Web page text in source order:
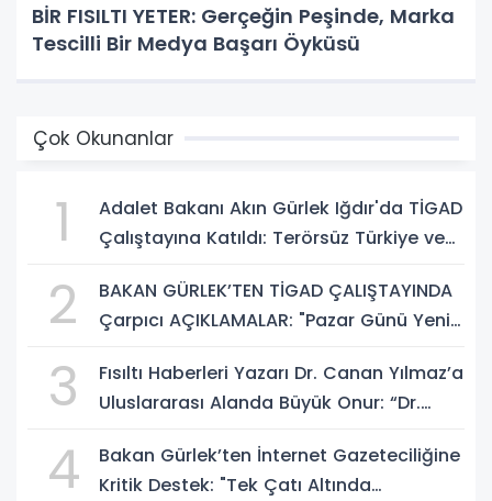
BİR FISILTI YETER: Gerçeğin Peşinde, Marka
Tescilli Bir Medya Başarı Öyküsü
Çok Okunanlar
1
Adalet Bakanı Akın Gürlek Iğdır'da TİGAD
Çalıştayına Katıldı: Terörsüz Türkiye ve
2
BAKAN GÜRLEK’TEN TİGAD ÇALIŞTAYINDA
Çarpıcı AÇIKLAMALAR: "Pazar Günü Yeni
3
Fısıltı Haberleri Yazarı Dr. Canan Yılmaz’a
Uluslararası Alanda Büyük Onur: “Dr.
4
Bakan Gürlek’ten İnternet Gazeteciliğine
Kritik Destek: "Tek Çatı Altında